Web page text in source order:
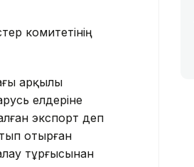
комитетінің
арқылы
елдеріне
экспорт деп
отырған
тұрғысынан